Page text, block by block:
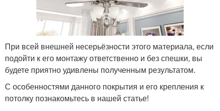
При всей внешней несерьёзности этого материала, если
подойти к его монтажу ответственно и без спешки, вы
будете приятно удивлены полученным результатом.
С особенностями данного покрытия и его крепления к
потолку познакомьтесь в нашей статье!